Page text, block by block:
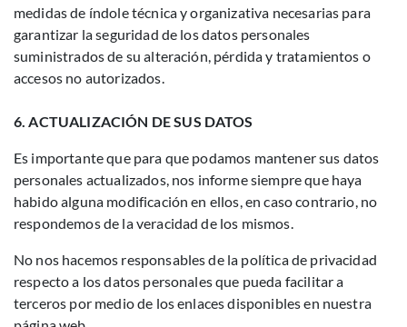
medidas de índole técnica y organizativa necesarias para
garantizar la seguridad de los datos personales
suministrados de su alteración, pérdida y tratamientos o
accesos no autorizados.
6. ACTUALIZACIÓN DE SUS DATOS
Es importante que para que podamos mantener sus datos
personales actualizados, nos informe siempre que haya
habido alguna modificación en ellos, en caso contrario, no
respondemos de la veracidad de los mismos.
No nos hacemos responsables de la política de privacidad
respecto a los datos personales que pueda facilitar a
terceros por medio de los enlaces disponibles en nuestra